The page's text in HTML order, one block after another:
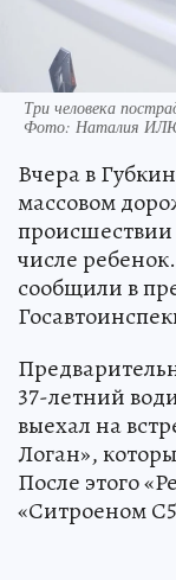
Три человека
Фото: Наталия
Вчера в
массовом
происшествии
числе
сообщили в
37-летний
выехал на
Логан»,
После этого
«Ситроеном